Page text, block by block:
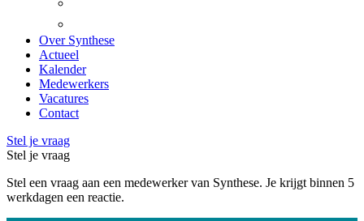
Over Synthese
Actueel
Kalender
Medewerkers
Vacatures
Contact
Stel je vraag
Stel je vraag
Stel een vraag aan een medewerker van Synthese. Je krijgt binnen 5
werkdagen een reactie.